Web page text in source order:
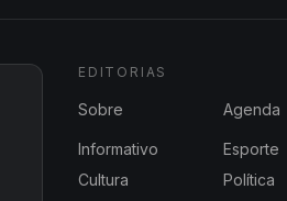
EDITORIAS
Sobre Agenda
Informativo
Esporte
Cultura
Política